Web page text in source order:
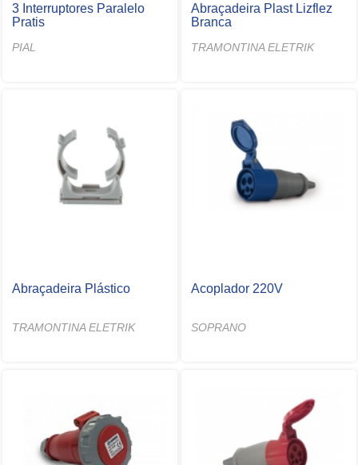
3 Interruptores Paralelo
Pratis
PIAL
Abraçadeira Plast Lizflez
Branca
TRAMONTINA ELETRIK
Abraçadeira Plástico
TRAMONTINA ELETRIK
Acoplador 220V
SOPRANO